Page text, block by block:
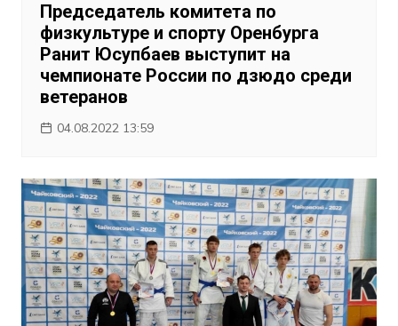
Председатель комитета по
физкультуре и спорту Оренбурга
Ранит Юсупбаев выступит на
чемпионате России по дзюдо среди
ветеранов
04.08.2022 13:59